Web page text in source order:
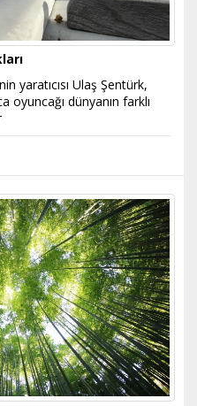
yaratıcısı Ulaş Şentürk,
dünyanın farklı